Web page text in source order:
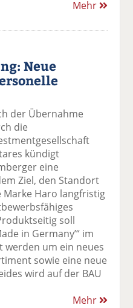
Mehr
Neue
der Übernahme
die
kündigt
eine
Ziel, den Standort
Haro langfristig
soll
in Germany’“ im
werden um ein neues
sowie eine neue
wird auf der BAU
Mehr